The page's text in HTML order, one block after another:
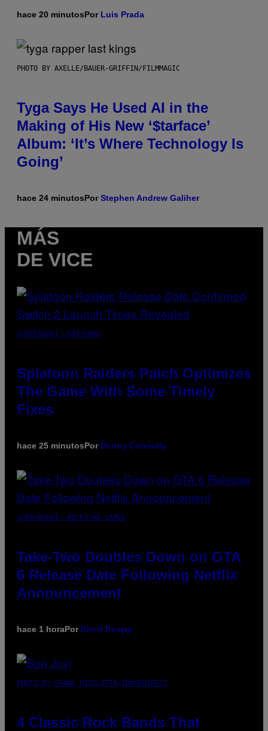
hace 20 minutosPor Luis Prada
PHOTO BY AXELLE/BAUER-GRIFFIN/FILMMAGIC
Tyga Says He Used AI in the
Making of His New ‘$tarface’
Album: ‘It’s Where Technology Is
Going’
hace 24 minutosPorStephen Andrew Galiher
MÁS
DE VICE
SCREENSHOT: NINTENDO
Splatoon Raiders Patch Optimizes
The Game With Some Timely
Fixes
hace 25 minutosPor Denny Connolly
SCREENSHOT: ROCKSTAR GAMES
Take-Two Doubles Down on GTA
6 Release Date Following Netflix
Announcement
hace 1 horaPor Brent Koepp
PHOTO BY FRANK MICELOTTA/IMAGEDIRECT
4 Classic Rock Bands That